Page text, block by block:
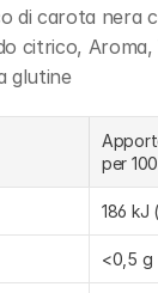
di carota nera
citrico,
glutine
per
186 kJ
<0,5 g